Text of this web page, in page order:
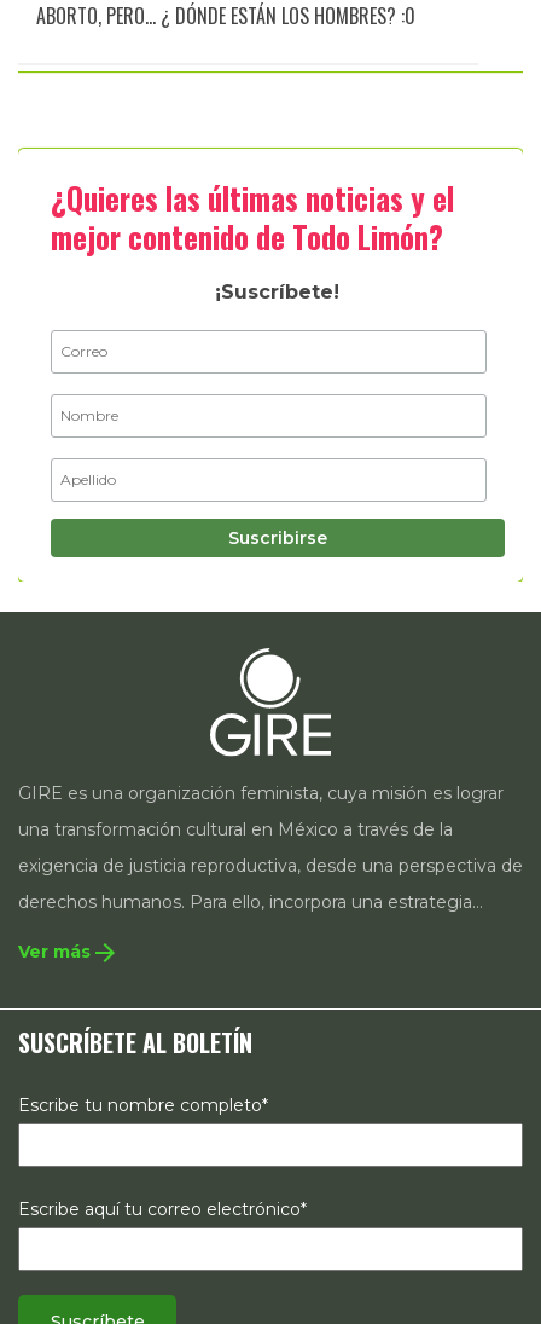
ABORTO, PERO… ¿ DÓNDE ESTÁN LOS HOMBRES? :0
¿Quieres las últimas noticias y el
mejor contenido de Todo Limón?
¡Suscríbete!
GIRE es una organización feminista, cuya misión es lograr
una transformación cultural en México a través de la
exigencia de justicia reproductiva, desde una perspectiva de
derechos humanos. Para ello, incorpora una estrategia
integral que contempla la incidencia en legislación y
estrategias de comunicación e investigación sobre el
estado de los derechos reproductivos en México.
Ver más arrow_forward
SUSCRÍBETE AL BOLETÍN
Escribe tu nombre completo*
Escribe aquí tu correo electrónico*